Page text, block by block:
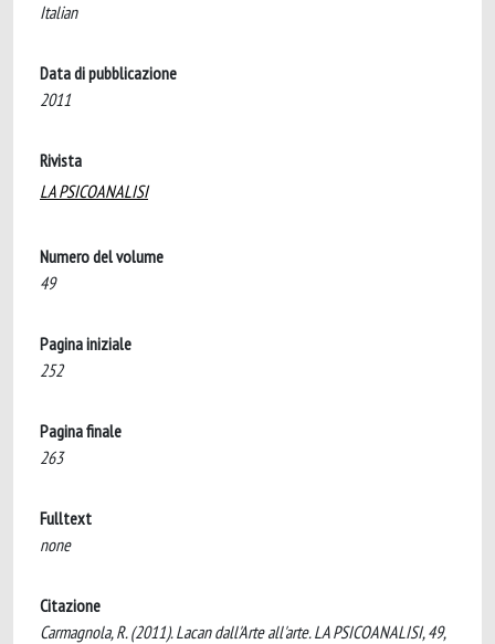
Italian
Data di pubblicazione
2011
Rivista
LA PSICOANALISI
Numero del volume
49
Pagina iniziale
252
Pagina finale
263
Fulltext
none
Citazione
Carmagnola, R. (2011). Lacan dall'Arte all'arte. LA PSICOANALISI, 49,